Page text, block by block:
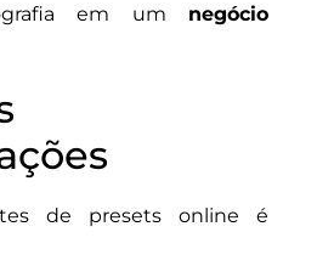
em um negócio
de presets online é